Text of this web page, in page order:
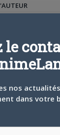
le
nos
dans votre